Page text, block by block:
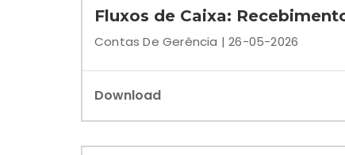
Fluxos de Caixa:
Contas De Gerência | 26-05-2026
Download